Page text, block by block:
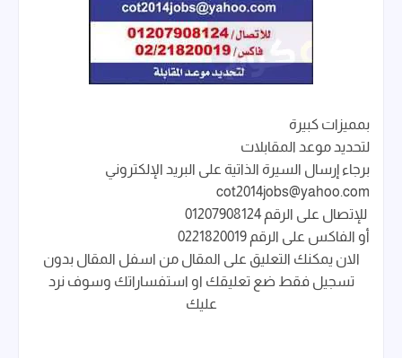
بمميزات كبيرة
لتحديد موعد المقابلات
برجاء إرسال السيرة الذاتية على البريد الإلكتروني
cot2014jobs@yahoo.com
للإتصال على الرقم 01207908124
أو الفاكس على الرقم 0221820019
الان يمكنك التعليق على المقال من اسفل المقال بدون
تسجيل فقط ضع تعليقك او استفساراتك وسوف نرد
عليك